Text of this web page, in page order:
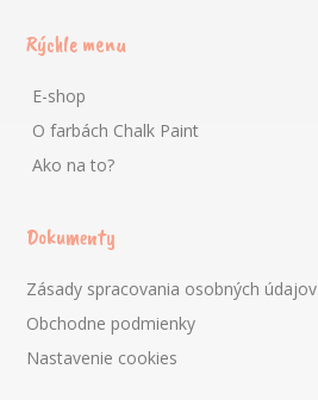
Rýchle menu
E-shop
O farbách Chalk Paint
Ako na to?
Dokumenty
Zásady spracovania osobných údajov
Obchodne podmienky
Nastavenie cookies